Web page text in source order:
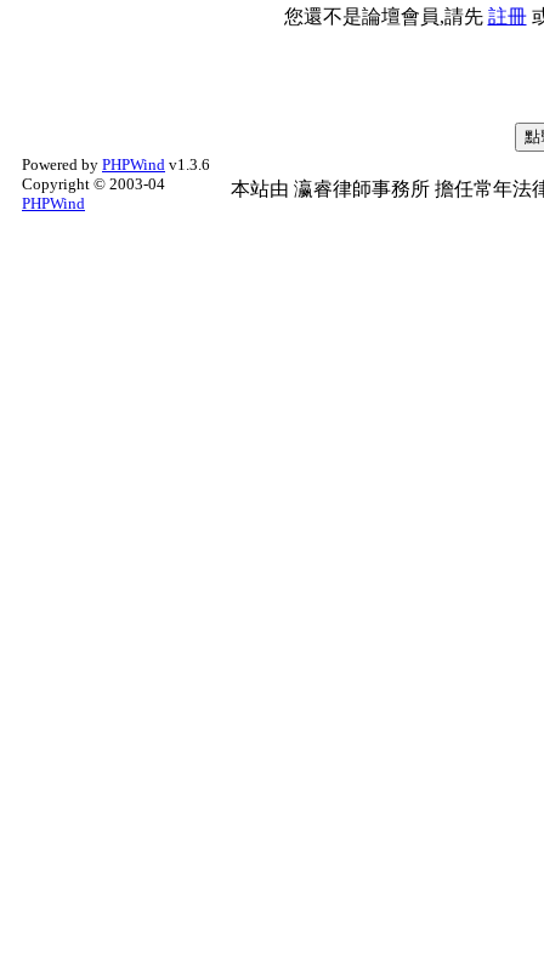
您還不是論壇會員,請先 註冊
Powered by PHPWind v1.3.6
Copyright © 2003-04
PHPWind
本站由 瀛睿律師事務所 擔任常年法